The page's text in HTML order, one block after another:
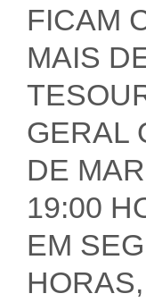
FICAM
MAIS
GERAL
DE
19:00
EM